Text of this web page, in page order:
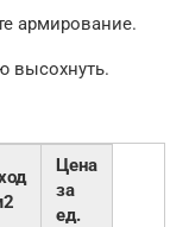
армирование.
высохнуть.
Цена
за
ед.